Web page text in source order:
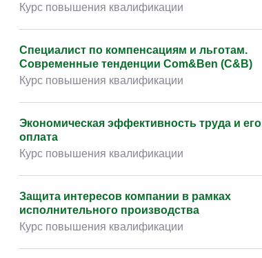
Курс повышения квалификации
Специалист по компенсациям и льготам.
Современные тенденции Com&Ben (C&B)
Курс повышения квалификации
Экономическая эффективность труда и его
оплата
Курс повышения квалификации
Защита интересов компании в рамках
исполнительного производства
Курс повышения квалификации